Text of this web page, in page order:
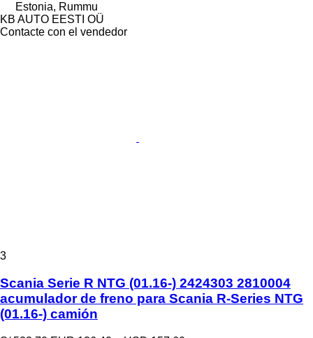
Estonia, Rummu
KB AUTO EESTI OÜ
Contacte con el vendedor
3
Scania Serie R NTG (01.16-) 2424303 2810004
acumulador de freno para Scania R-Series NTG
(01.16-) camión